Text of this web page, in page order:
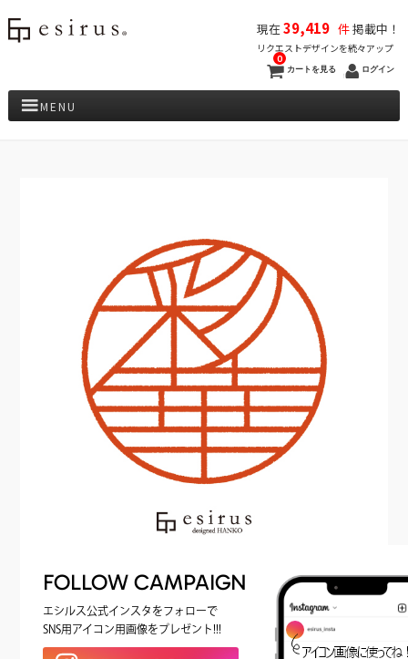
現在39,419 件掲載中！
リクエストデザインを続々アップ
カートを見る
0
ログイン
MENU
FOLLOW CAMPAIGN
エシルス公式インスタをフォローで
SNS用アイコン用画像をプレゼント!!!